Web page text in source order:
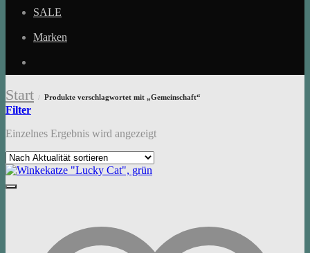
SALE
Marken
Start / Produkte verschlagwortet mit „Gemeinschaft“
Filter
Einzelnes Ergebnis wird angezeigt